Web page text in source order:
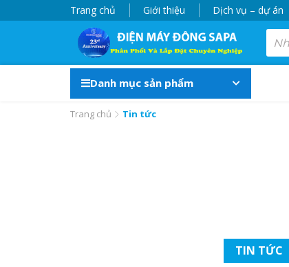
Trang chủ Giới thiệu Dịch vụ – dự án
Danh mục sản phẩm
Trang chủ Tin tức
TIN TỨC